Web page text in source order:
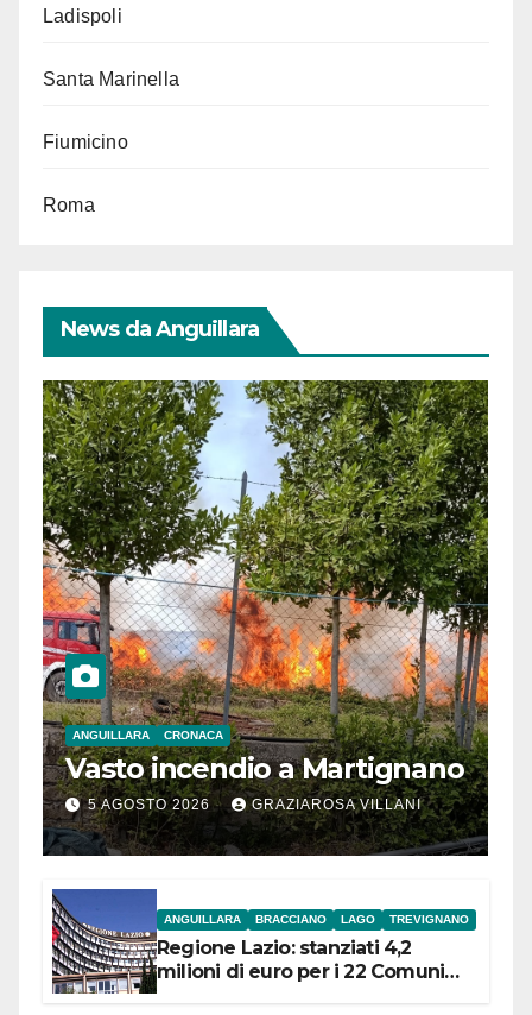
Ladispoli
Santa Marinella
Fiumicino
Roma
News da Anguillara
ANGUILLARA CRONACA
Vasto incendio a Martignano
5 AGOSTO 2026 GRAZIAROSA VILLANI
ANGUILLARA BRACCIANO LAGO TREVIGNANO
Regione Lazio: stanziati 4,2
milioni di euro per i 22 Comuni